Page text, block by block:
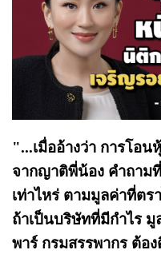
"...เมื่ออ้างว่า การโอน
จากญาติพี่น้อง คำถาม
เท่าไหร่ ตามมูลค่าที่ต
ถ้าเป็นบริษัทที่มีกำไร
พาร์ กรมสรรพากร ต้อ